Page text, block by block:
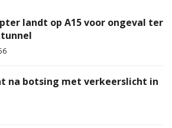
landt op A15 voor ongeval ter
na botsing met verkeerslicht in